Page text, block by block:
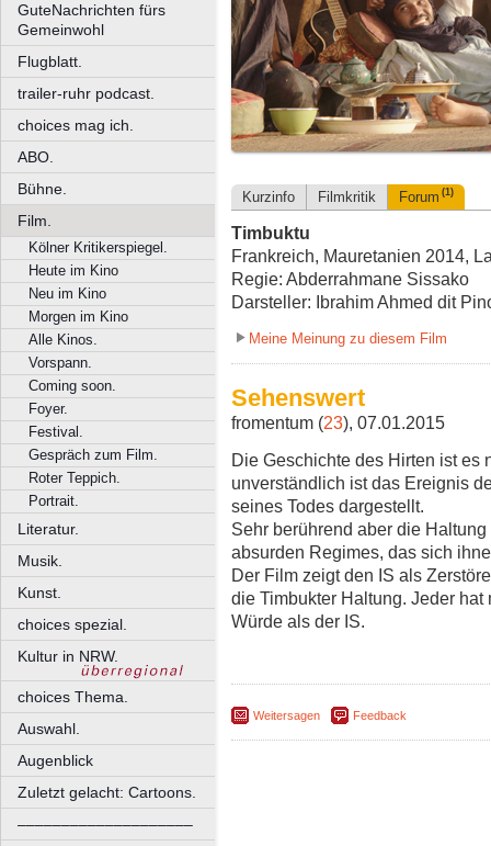
GuteNachrichten fürs
Gemeinwohl
Flugblatt.
trailer-ruhr podcast.
choices mag ich.
ABO.
Bühne.
Film.
Kölner Kritikerspiegel.
Heute im Kino
Neu im Kino
Morgen im Kino
Alle Kinos.
Vorspann.
Coming soon.
Foyer.
Festival.
Gespräch zum Film.
Roter Teppich.
Portrait.
Literatur.
Musik.
Kunst.
choices spezial.
Kultur in NRW.
choices Thema.
Auswahl.
Augenblick
Zuletzt gelacht: Cartoons.
––––––––––––––––––––
Kurzinfo Filmkritik Forum (1)
Timbuktu
Frankreich, Mauretanien 2014,
Regie: Abderrahmane Sissako
Darsteller: Ibrahim Ahmed dit
Meine Meinung zu diesem Film
Sehenswert
fromentum (23), 07.01.2015
Die Geschichte des Hirten ist es
unverständlich ist das Ereignis
seines Todes dargestellt.
Sehr berührend aber die
absurden Regimes, das sich
Der Film zeigt den IS als
die Timbukter Haltung. Jeder
Würde als der IS.
Weitersagen Feedback